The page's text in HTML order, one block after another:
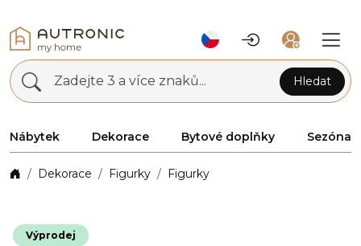
Zadejte 3 a více znaků... Hledat
Nábytek Dekorace Bytové doplňky Sezóna
Dekorace Figurky Figurky
Výprodej